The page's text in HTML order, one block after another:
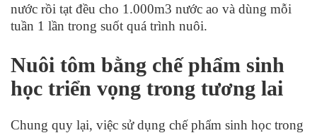
nước rồi tạt đều cho 1.000m3 nước ao và dùng mỗi
tuần 1 lần trong suốt quá trình nuôi.
Nuôi tôm bằng chế phẩm sinh
học triển vọng trong tương lai
Chung quy lại, việc sử dụng chế phẩm sinh học trong